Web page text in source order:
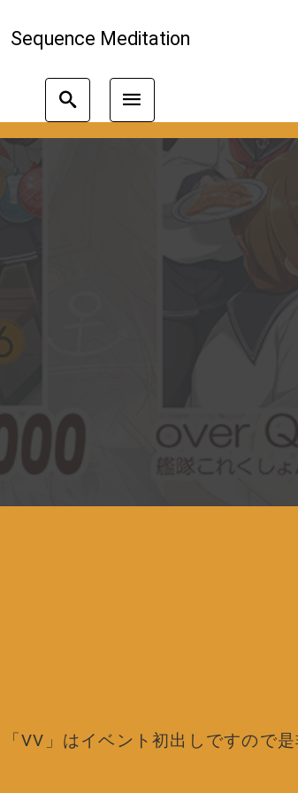
Sequence Meditation
VV」はイベント初出しですので